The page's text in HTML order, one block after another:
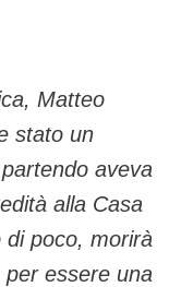
Matteo
stato un
aveva
alla Casa
di poco, morirà
essere una